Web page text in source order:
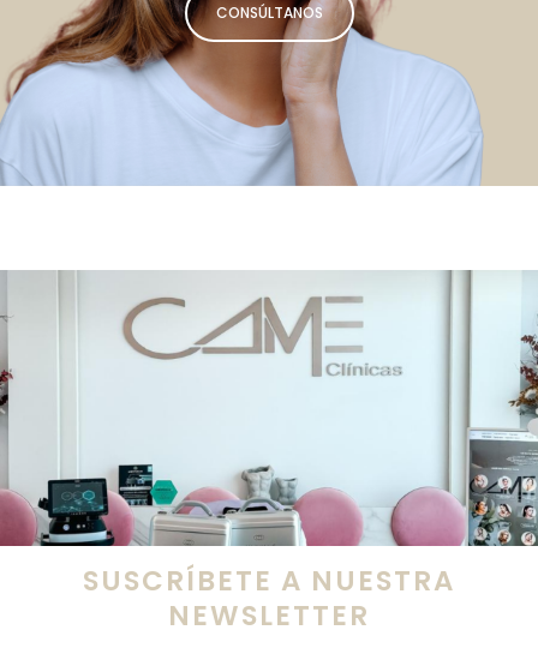
CONSÚLTANOS
SUSCRÍBETE A NUESTRA
NEWSLETTER